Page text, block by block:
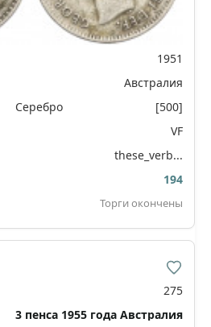
1951
Австралия
Серебро
[500]
VF
these_verb...
194
Торги окончены
275
3 пенса 1955 года Австралия